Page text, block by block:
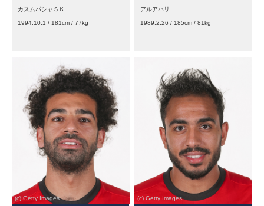
カスムパシャＳＫ
1994.10.1 / 181cm / 77kg
アルアハリ
1989.2.26 / 185cm / 81kg